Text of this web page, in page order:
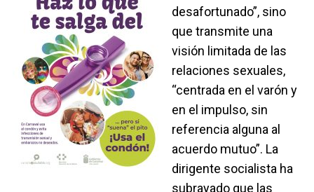
desafortunado”, sino
que transmite una
visión limitada de las
relaciones sexuales,
“centrada en el varón y
en el impulso, sin
referencia alguna al
acuerdo mutuo”. La
dirigente socialista ha
subrayado que las